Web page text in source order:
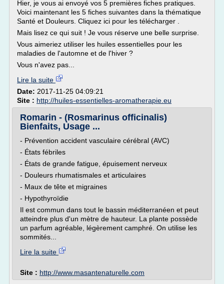
Hier, je vous ai envoyé vos 5 premières fiches pratiques.
Voici maintenant les 5 fiches suivantes dans la thématique
Santé et Douleurs. Cliquez ici pour les télécharger .
Mais lisez ce qui suit ! Je vous réserve une belle surprise.
Vous aimeriez utiliser les huiles essentielles pour les
maladies de l'automne et de l'hiver ?
Vous n'avez pas...
Lire la suite
Date: 2017-11-25 04:09:21
Site : http://huiles-essentielles-aromatherapie.eu
Romarin - (Rosmarinus officinalis)
Bienfaits, Usage ...
- Prévention accident vasculaire cérébral (AVC)
- États fébriles
- États de grande fatigue, épuisement nerveux
- Douleurs rhumatismales et articulaires
- Maux de tête et migraines
- Hypothyroïdie
Il est commun dans tout le bassin méditerranéen et peut
atteindre plus d'un mètre de hauteur. La plante possède
un parfum agréable, légèrement camphré. On utilise les
sommités...
Lire la suite
Site : http://www.masantenaturelle.com